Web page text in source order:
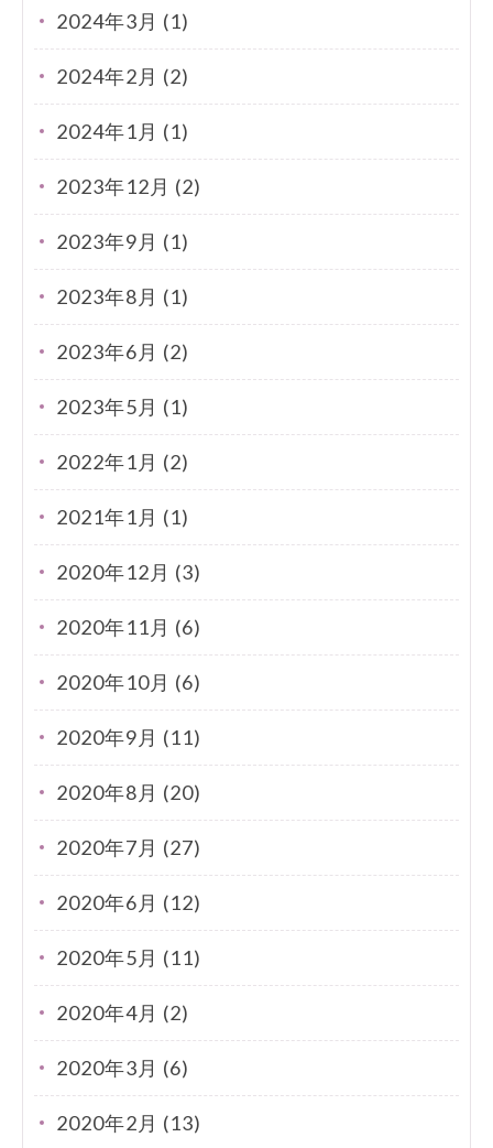
2024年3月 (1)
2024年2月 (2)
2024年1月 (1)
2023年12月 (2)
2023年9月 (1)
2023年8月 (1)
2023年6月 (2)
2023年5月 (1)
2022年1月 (2)
2021年1月 (1)
2020年12月 (3)
2020年11月 (6)
2020年10月 (6)
2020年9月 (11)
2020年8月 (20)
2020年7月 (27)
2020年6月 (12)
2020年5月 (11)
2020年4月 (2)
2020年3月 (6)
2020年2月 (13)